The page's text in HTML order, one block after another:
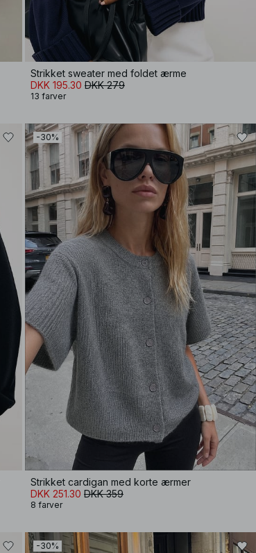
Strikket sweater med foldet ærme
DKK 195.30 DKK 279
13 farver
-30%
Strikket cardigan med korte ærmer
DKK 251.30 DKK 359
8 farver
-30%